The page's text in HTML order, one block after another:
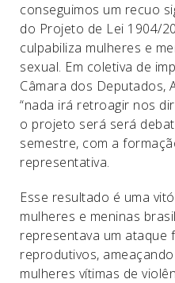
conseguimos um recuo
do Projeto de Lei 1904/
culpabiliza mulheres e
sexual. Em coletiva de
Câmara dos Deputados,
“nada irá retroagir nos
o projeto será será
semestre, com a
representativa.
Esse resultado é uma
mulheres e meninas
representava um
reprodutivos,
mulheres vítimas de